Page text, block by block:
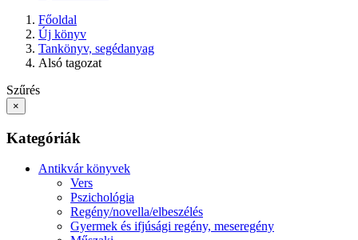
Főoldal
Új könyv
Tankönyv, segédanyag
Alsó tagozat
Szűrés
×
Kategóriák
Antikvár könyvek
Vers
Pszichológia
Regény/novella/elbeszélés
Gyermek és ifjúsági regény, meseregény